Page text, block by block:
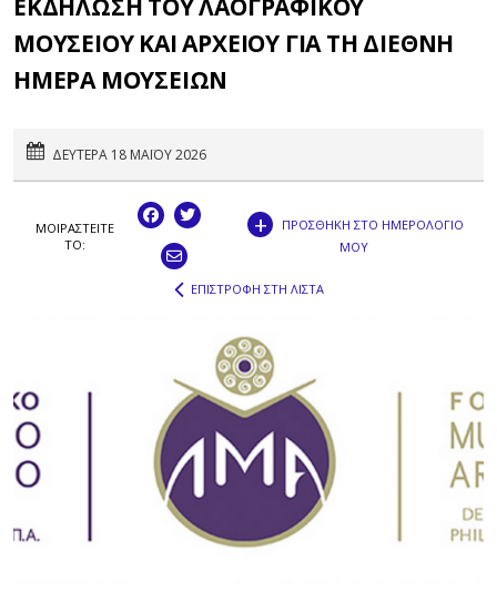
ΕΚΔΗΛΩΣΗ ΤΟΥ ΛΑΟΓΡΑΦΙΚΟΥ
ΜΟΥΣΕΙΟΥ ΚΑΙ ΑΡΧΕΙΟΥ ΓΙΑ ΤΗ ΔΙΕΘΝΗ
ΗΜΕΡΑ ΜΟΥΣΕΙΩΝ
ΔΕΥΤΕΡΑ 18 ΜΑΪΟΥ 2026
ΜΟΙΡΑΣΤEIΤΕ
ΤΟ:
+
ΠΡΟΣΘΗΚΗ ΣΤΟ ΗΜΕΡΟΛΟΓΙΟ
ΜΟΥ
ΕΠΙΣΤΡΟΦΗ ΣΤΗ ΛΙΣΤΑ